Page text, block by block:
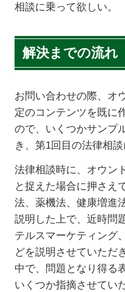
相談に乗って欲しい。
解決までの流れ
お問い合わせの際、オ
定のコンテンツを既に
ので、いくつかサンプ
き、第1回目の法律相談
法律相談時に、オウン
と捉えた場合に押さえ
法、薬機法、健康増進
説明した上で、近時問
テルスマーケティング
どを説明させていただ
中で、問題となり得る
いくつか指摘させてい